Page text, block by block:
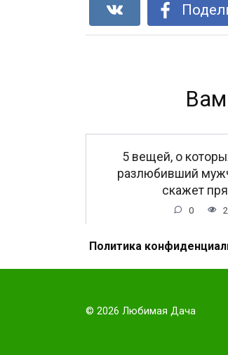
5 вещей, о
разлюбивший
скажет
0
Политика
© 2026 Любимая Дача